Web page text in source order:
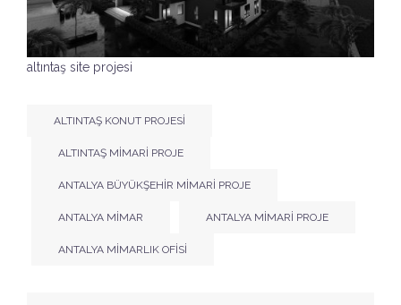
altıntaş site projesi
ALTINTAŞ KONUT PROJESI
ALTINTAŞ MIMARI PROJE
ANTALYA BÜYÜKŞEHIR MIMARI PROJE
ANTALYA MİMAR ANTALYA MIMARI PROJE
ANTALYA MIMARLIK OFISI